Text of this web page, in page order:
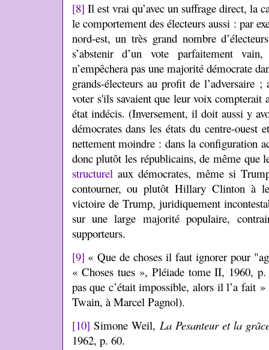
[8] Il est vrai qu’avec un suffrage direct, la
le comportement des électeurs aussi : par
nord-est, un très grand nombre
s’abstenir d’un vote parfaitement
n’empêchera pas une majorité démocrate
grands-électeurs au profit de l’adversaire
voter s'ils savaient que leur voix compterait
état indécis. (Inversement, il doit aussi y
démocrates dans les états du centre-ouest
nettement moindre : dans la configuration
donc plutôt les républicains, de même que
structurelaux démocrates, même si
contourner, ou plutôt Hillary Clinton à
victoire de Trump, juridiquement
sur une large majorité populaire,
supporteurs.
[9] « Que de choses il faut ignorer pour
« Choses tues », Pléiade tome II, 1960,
pas que c’était impossible, alors il l’a fait
Twain, à Marcel Pagnol).
[10] Simone Weil, La Pesanteur et la
1962, p. 60.